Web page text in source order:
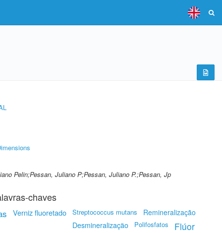
Pelin;Pessan, Juliano P;Pessan, Juliano P.;Pessan, Jp
chaves
Verniz fluoretado Streptococcus mutans
Remineralização
Desmineralização
Polifosfatos Flúor